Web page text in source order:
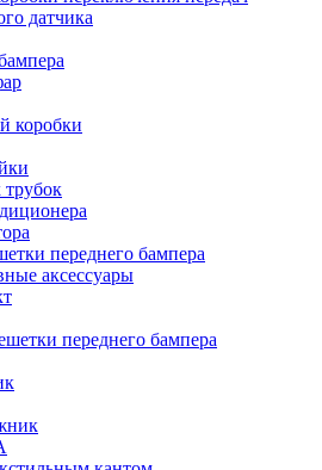
датчика
коробки
переднего бампера
аксессуары
переднего бампера